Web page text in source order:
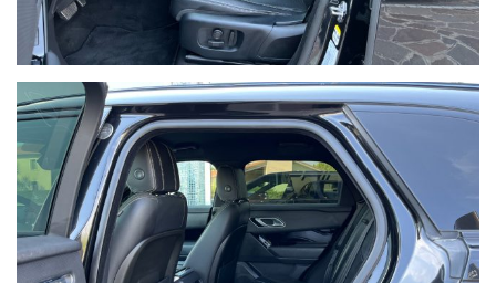
NOVENTA VICENTINA, VIA MIGLIADIZZI 12/B.
Seguici anche su Facebook e Instagram / Follow us on Facebook
and Instagram